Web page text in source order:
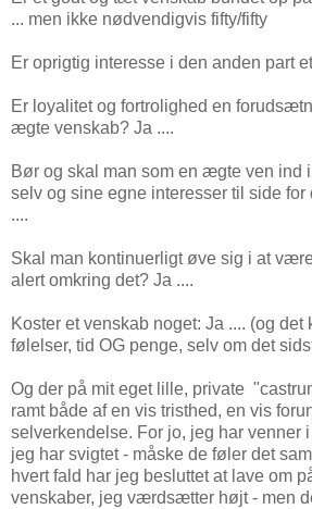
... men ikke nødvendigvis fifty/fifty
Er oprigtig interesse i den anden part
Er loyalitet og fortrolighed en
ægte venskab? Ja ....
Bør og skal man som en ægte ven ind
selv og sine egne interesser til side for
....
Skal man kontinuerligt øve sig i at
alert omkring det? Ja ....
Koster et venskab noget: Ja .... (og
følelser, tid OG penge, selv om det
Og der på mit eget lille, private
ramt både af en vis tristhed, en vis
selverkendelse. For jo, jeg har venner
jeg har svigtet - måske de føler det
hvert fald har jeg besluttet at lave om
venskaber, jeg værdsætter højt - men